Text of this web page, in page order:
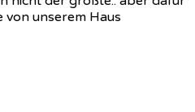
von unserem Haus